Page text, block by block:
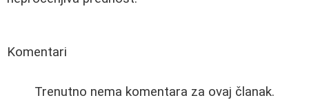
Komentari
Trenutno nema komentara za ovaj članak.